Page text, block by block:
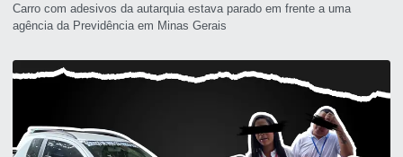
Carro com adesivos da autarquia estava parado em frente a uma
agência da Previdência em Minas Gerais